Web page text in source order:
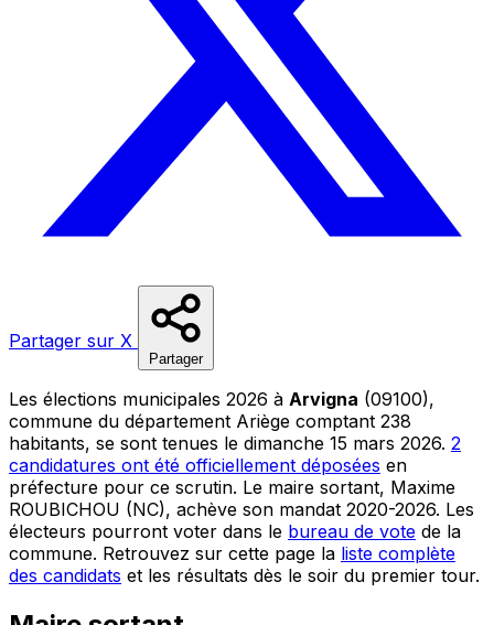
Partager sur X
Partager
Les élections municipales 2026 à Arvigna (09100),
commune du département Ariège comptant 238
habitants, se sont tenues le dimanche 15 mars 2026. 2
candidatures ont été officiellement déposées en
préfecture pour ce scrutin. Le maire sortant, Maxime
ROUBICHOU (NC), achève son mandat 2020-2026. Les
électeurs pourront voter dans le bureau de vote de la
commune. Retrouvez sur cette page la liste complète
des candidats et les résultats dès le soir du premier tour.